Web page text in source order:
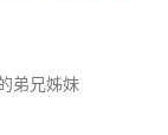
弟兄姊妹